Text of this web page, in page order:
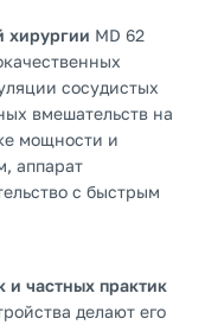
хирургии MD 62
сосудистых
вмешательств на
мощности и
аппарат
с быстрым
и частных практик
делают его